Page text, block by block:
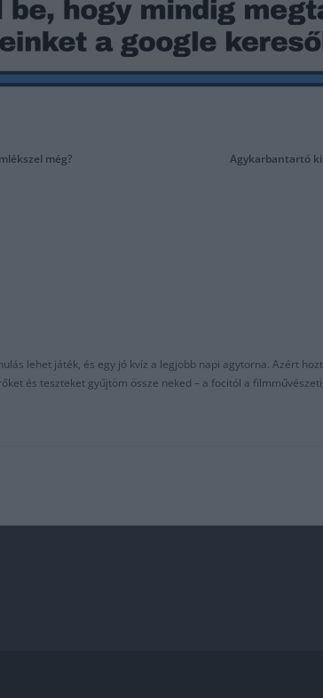
még? Agykarbantartó
lehet játék, és egy jó kvíz a legjobb napi agytorna. Azért
és teszteket gyűjtöm össze neked – a focitól a